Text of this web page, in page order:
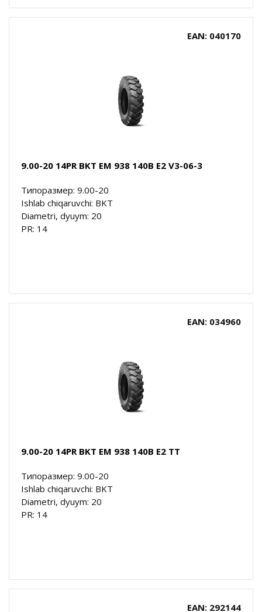
EAN: 040170
9.00-20 14PR BKT EM 938 140B E2 V3-06-3
Типоразмер: 9.00-20
Ishlab chiqaruvchi: BKT
Diametri, dyuym: 20
PR: 14
EAN: 034960
9.00-20 14PR BKT EM 938 140B E2 TT
Типоразмер: 9.00-20
Ishlab chiqaruvchi: BKT
Diametri, dyuym: 20
PR: 14
EAN: 292144